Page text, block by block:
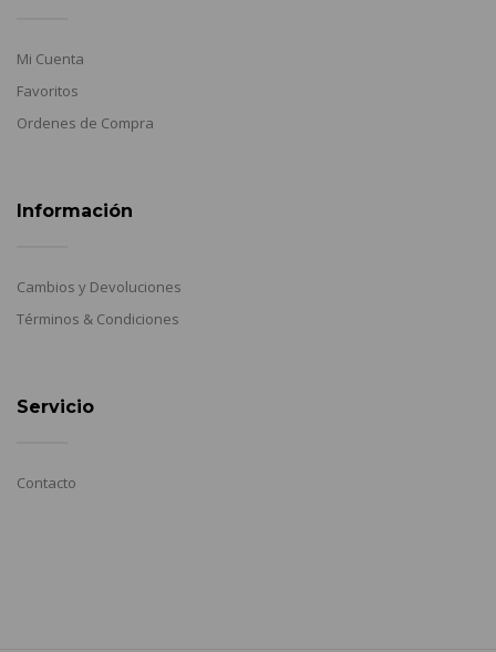
Mi Cuenta
Favoritos
Ordenes de Compra
Información
Cambios y Devoluciones
Términos & Condiciones
Servicio
Contacto